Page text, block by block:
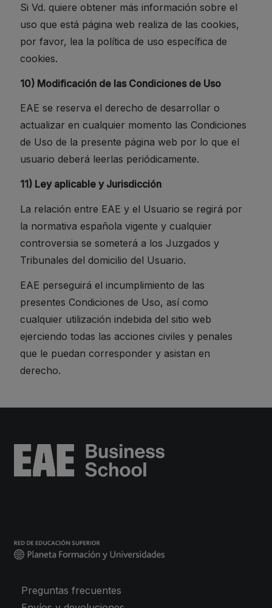
Si Vd. quiere obtener más información sobre el
uso que está página web realiza de las cookies,
por favor, lea la política de uso específica de
cookies.
10) Modificación de las Condiciones de Uso
EAE se reserva el derecho de desarrollar o
actualizar en cualquier momento las Condiciones
de Uso de la presente página web por lo que el
usuario deberá leerlas periódicamente.
11) Ley aplicable y Jurisdicción
La relación entre EAE y el Usuario se regirá por
la normativa española vigente y cualquier
controversia se someterá a los Juzgados y
Tribunales del domicilio del Usuario.
EAE perseguirá el incumplimiento de las
presentes Condiciones de Uso, así como
cualquier utilización indebida del sitio web
ejerciendo todas las acciones civiles y penales
que le puedan corresponder y asistan en
derecho.
Preguntas frecuentes